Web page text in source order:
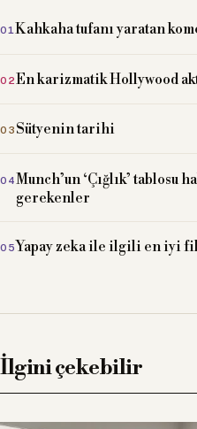
Kahkaha tufanı yaratan
En karizmatik Hollywood
Sütyenin tarihi
Munch’un ‘Çığlık’ tablosu
gerekenler
Yapay zeka ile ilgili en iyi
İlgini çekebilir